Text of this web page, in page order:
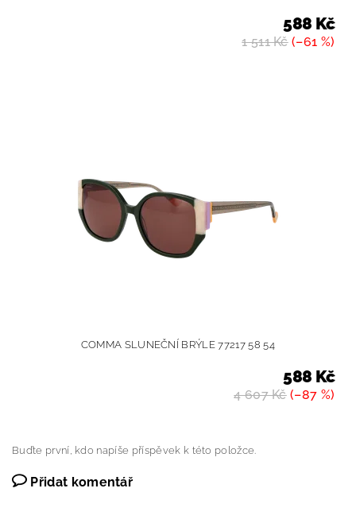
1 511 Kč(–61 %)
588 Kč
COMMA SLUNEČNÍ BRÝLE 77217 58 54
4 607 Kč(–87 %)
588 Kč
Buďte první, kdo napíše příspěvek k této položce.
Přidat komentář